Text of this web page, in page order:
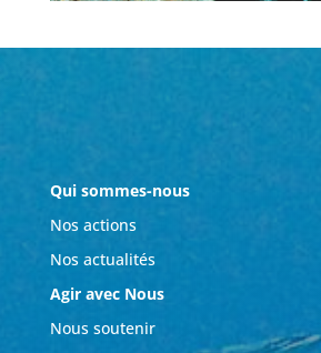
Qui sommes-nous
Nos actions
Nos actualités
Agir avec Nous
Nous soutenir